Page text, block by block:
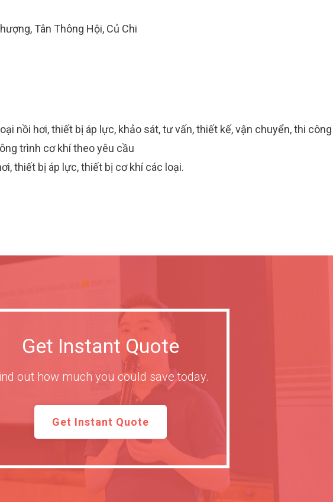
Tân Thông Hội, Củ Chi
nồi hơi, thiết bị áp lực, khảo sát, tư vấn, thiết kế, vận chuyển, thi
trình cơ khí theo yêu cầu
thiết bị áp lực, thiết bị cơ khí các loại.
Get Instant Quote
out how much you could save today.
Get Instant Quote